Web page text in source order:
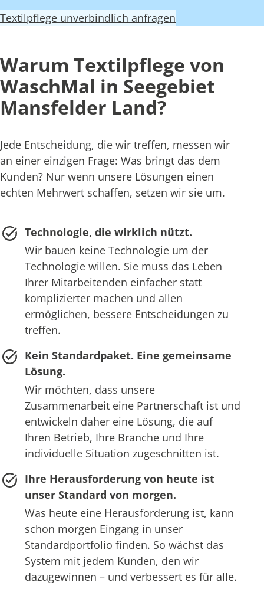
Textilpflege unverbindlich anfragen
Warum Textilpflege von
WaschMal in Seegebiet
Mansfelder Land?
Jede Entscheidung, die wir treffen, messen wir
an einer einzigen Frage: Was bringt das dem
Kunden? Nur wenn unsere Lösungen einen
echten Mehrwert schaffen, setzen wir sie um.
Technologie, die wirklich nützt.
Wir bauen keine Technologie um der
Technologie willen. Sie muss das Leben
Ihrer Mitarbeitenden einfacher statt
komplizierter machen und allen
ermöglichen, bessere Entscheidungen zu
treffen.
Kein Standardpaket. Eine gemeinsame
Lösung.
Wir möchten, dass unsere
Zusammenarbeit eine Partnerschaft ist und
entwickeln daher eine Lösung, die auf
Ihren Betrieb, Ihre Branche und Ihre
individuelle Situation zugeschnitten ist.
Ihre Herausforderung von heute ist
unser Standard von morgen.
Was heute eine Herausforderung ist, kann
schon morgen Eingang in unser
Standardportfolio finden. So wächst das
System mit jedem Kunden, den wir
dazugewinnen – und verbessert es für alle.